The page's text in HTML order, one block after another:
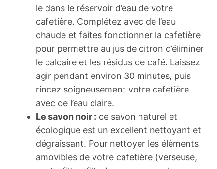
le dans le réservoir d’eau de votre
cafetière. Complétez avec de l’eau
chaude et faites fonctionner la cafetière
pour permettre au jus de citron d’éliminer
le calcaire et les résidus de café. Laissez
agir pendant environ 30 minutes, puis
rincez soigneusement votre cafetière
avec de l’eau claire.
Le savon noir : ce savon naturel et
écologique est un excellent nettoyant et
dégraissant. Pour nettoyer les éléments
amovibles de votre cafetière (verseuse,